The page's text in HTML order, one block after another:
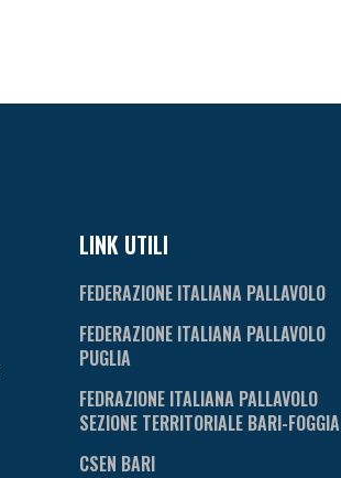
LINK UTILI
FEDERAZIONE ITALIANA PALLAVOLO
FEDERAZIONE ITALIANA PALLAVOLO
PUGLIA
FEDRAZIONE ITALIANA PALLAVOLO
SEZIONE TERRITORIALE BARI-FOGGIA
CSEN BARI